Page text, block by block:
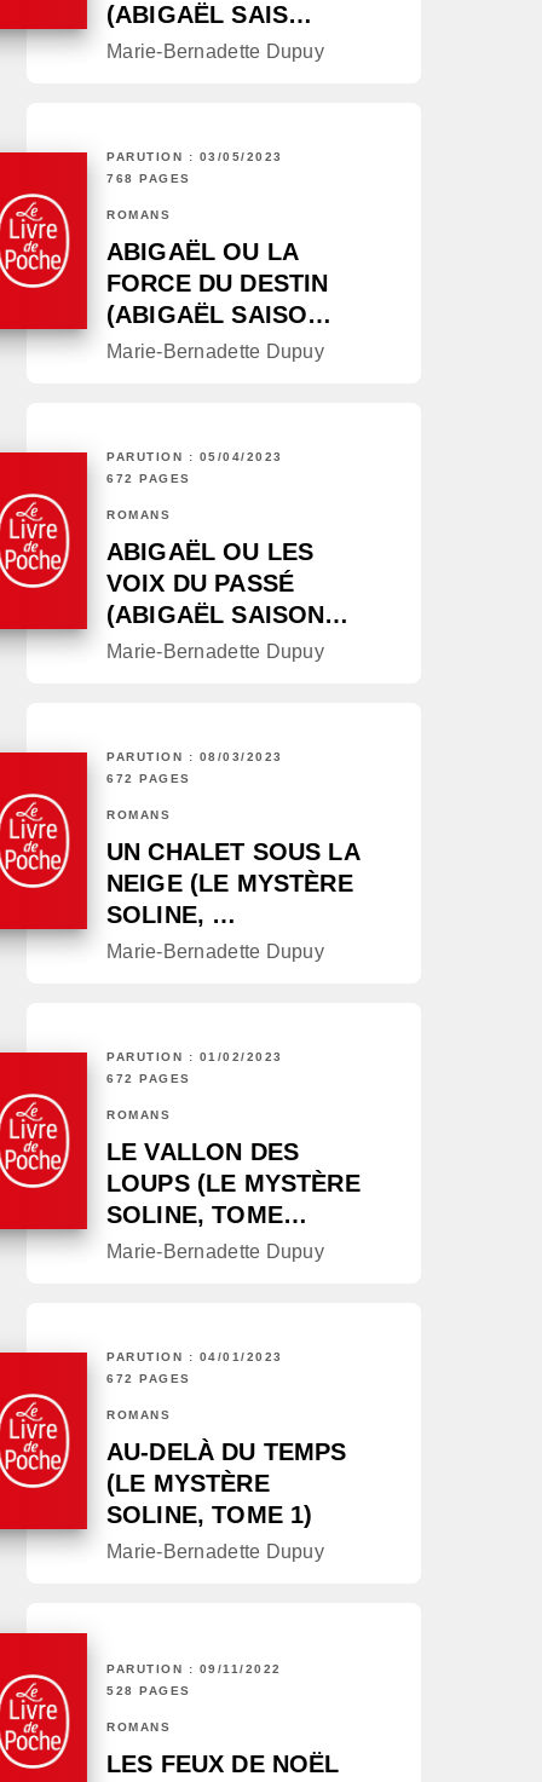
(ABIGAËL SAIS…
Marie-Bernadette Dupuy
PARUTION : 03/05/2023
768 PAGES
ROMANS
ABIGAËL OU LA
FORCE DU DESTIN
(ABIGAËL SAISO…
Marie-Bernadette Dupuy
PARUTION : 05/04/2023
672 PAGES
ROMANS
ABIGAËL OU LES
VOIX DU PASSÉ
(ABIGAËL SAISON…
Marie-Bernadette Dupuy
PARUTION : 08/03/2023
672 PAGES
ROMANS
UN CHALET SOUS LA
NEIGE (LE MYSTÈRE
SOLINE, …
Marie-Bernadette Dupuy
PARUTION : 01/02/2023
672 PAGES
ROMANS
LE VALLON DES
LOUPS (LE MYSTÈRE
SOLINE, TOME…
Marie-Bernadette Dupuy
PARUTION : 04/01/2023
672 PAGES
ROMANS
AU-DELÀ DU TEMPS
(LE MYSTÈRE
SOLINE, TOME 1)
Marie-Bernadette Dupuy
PARUTION : 09/11/2022
528 PAGES
ROMANS
LES FEUX DE NOËL